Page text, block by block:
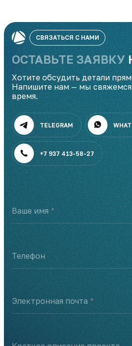
СВЯЗАТЬСЯ С НАМИ
ОСТАВЬТЕ ЗАЯВКУ
Хотите обсудить детали
Напишите нам — мы
время.
TELEGRAM
+7 937 413-58-27
Ваше имя
Телефон
Электронная почта